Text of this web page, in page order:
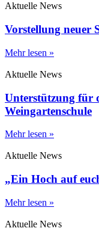
Aktuelle News
Vorstellung neuer
Mehr lesen »
Aktuelle News
Unterstützung für
Weingartenschule
Mehr lesen »
Aktuelle News
„Ein Hoch auf
Mehr lesen »
Aktuelle News